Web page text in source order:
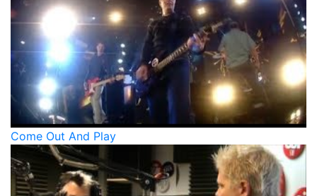
Come Out And Play